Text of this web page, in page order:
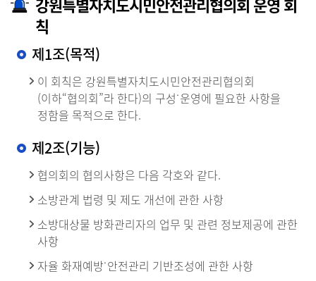
칙
제1조(목적)
이 회칙은 강원특별자치도시민안전관리협의회
(이하“협의회”라 한다)의 구성˙운영에 필요한 사항을
정함을 목적으로 한다.
제2조(기능)
협의회의 협의사항은 다음 각호와 같다.
소방관계 법령 및 제도 개선에 관한 사항
소방대상물 방화관리자의 업무 및 관련 정보제공에 관한
사항
자율 화재예방˙안전관리 기반조성에 관한 사항